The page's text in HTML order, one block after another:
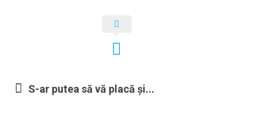
Gadgeturi cu două tăișuri
S-ar putea să vă placă și...